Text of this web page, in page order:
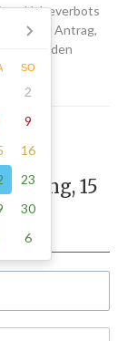
Halteverbots
für den Antrag,
für den
15
SO
2
9
16
23
30
6